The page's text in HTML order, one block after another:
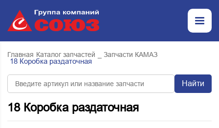
Главная Каталог запчастей _ Запчасти КАМАЗ
18 Коробка раздаточная
Найти
18 Коробка раздаточная